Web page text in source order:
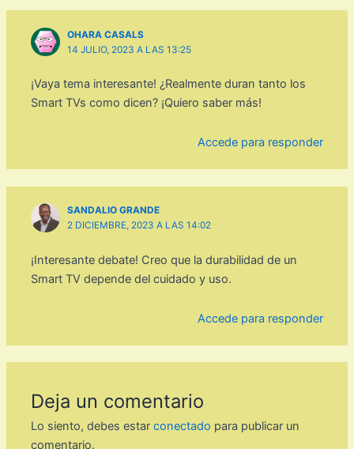
OHARA CASALS
14 JULIO, 2023 A LAS 13:25
¡Vaya tema interesante! ¿Realmente duran tanto los
Smart TVs como dicen? ¡Quiero saber más!
Accede para responder
SANDALIO GRANDE
2 DICIEMBRE, 2023 A LAS 14:02
¡Interesante debate! Creo que la durabilidad de un
Smart TV depende del cuidado y uso.
Accede para responder
Deja un comentario
Lo siento, debes estarconectado para publicar un
comentario.